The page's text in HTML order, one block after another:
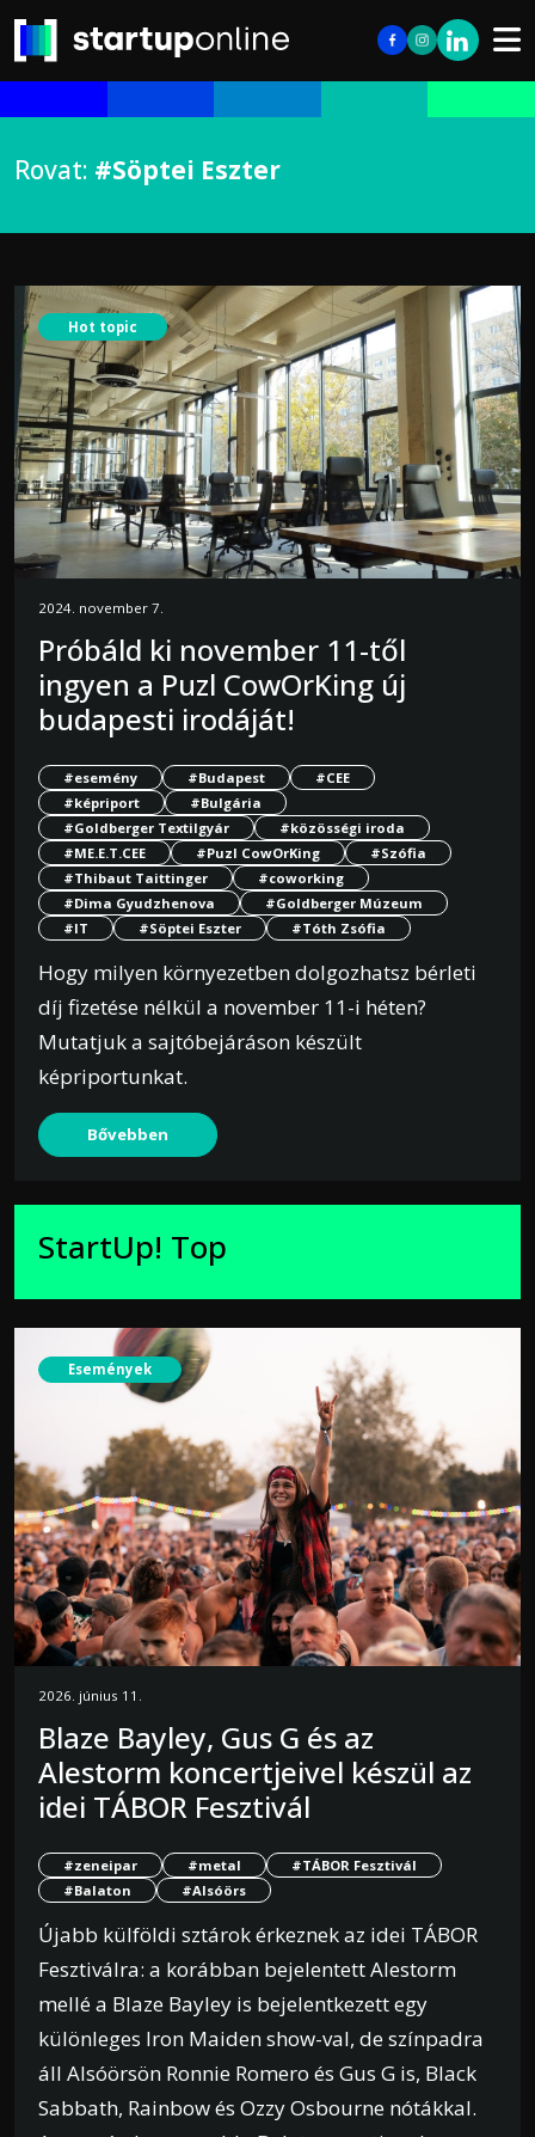
Rovat: #Söptei Eszter
Hot topic
2024. november 7.
Próbáld ki november 11-től
ingyen a Puzl CowOrKing új
budapesti irodáját!
#esemény #Budapest
#CEE
#képriport
#Bulgária
#Goldberger Textilgyár
#közösségi iroda
#ME.E.T.CEE
#Puzl CowOrKing
#Szófia
#Thibaut Taittinger
#coworking
#Dima Gyudzhenova
#Goldberger Múzeum
#IT
#Söptei Eszter #Tóth Zsófia
Hogy milyen környezetben dolgozhatsz bérleti
díj fizetése nélkül a november 11-i héten?
Mutatjuk a sajtóbejáráson készült
képriportunkat.
Bővebben
StartUp! Top
Események
2026. június 11.
Blaze Bayley, Gus G és az
Alestorm koncertjeivel készül az
idei TÁBOR Fesztivál
#zeneipar #metal
#TÁBOR Fesztivál
#Balaton
#Alsóörs
Újabb külföldi sztárok érkeznek az idei TÁBOR
Fesztiválra: a korábban bejelentett Alestorm
mellé a Blaze Bayley is bejelentkezett egy
különleges Iron Maiden show-val, de színpadra
áll Alsóörsön Ronnie Romero és Gus G is, Black
Sabbath, Rainbow és Ozzy Osbourne nótákkal.